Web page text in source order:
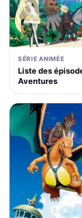
SÉRIE ANIMÉE
Liste des
Aventures